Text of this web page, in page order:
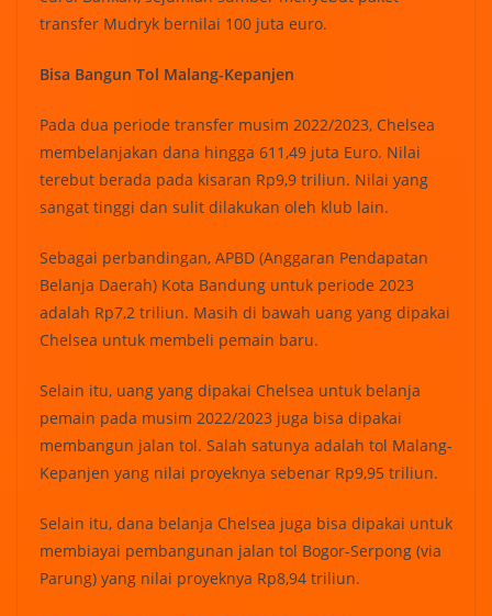
transfer Mudryk bernilai 100 juta euro.
Bisa Bangun Tol Malang-Kepanjen
Pada dua periode transfer musim 2022/2023, Chelsea
membelanjakan dana hingga 611,49 juta Euro. Nilai
terebut berada pada kisaran Rp9,9 triliun. Nilai yang
sangat tinggi dan sulit dilakukan oleh klub lain.
Sebagai perbandingan, APBD (Anggaran Pendapatan
Belanja Daerah) Kota Bandung untuk periode 2023
adalah Rp7,2 triliun. Masih di bawah uang yang dipakai
Chelsea untuk membeli pemain baru.
Selain itu, uang yang dipakai Chelsea untuk belanja
pemain pada musim 2022/2023 juga bisa dipakai
membangun jalan tol. Salah satunya adalah tol Malang-
Kepanjen yang nilai proyeknya sebenar Rp9,95 triliun.
Selain itu, dana belanja Chelsea juga bisa dipakai untuk
membiayai pembangunan jalan tol Bogor-Serpong (via
Parung) yang nilai proyeknya Rp8,94 triliun.